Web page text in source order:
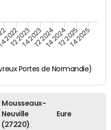
Portes de Normandie)
2022
T2 2023T4 2023T2 2024T4 2024T2 2025T4 2025
Mousseaux-
Neuville
(27220)
Eure